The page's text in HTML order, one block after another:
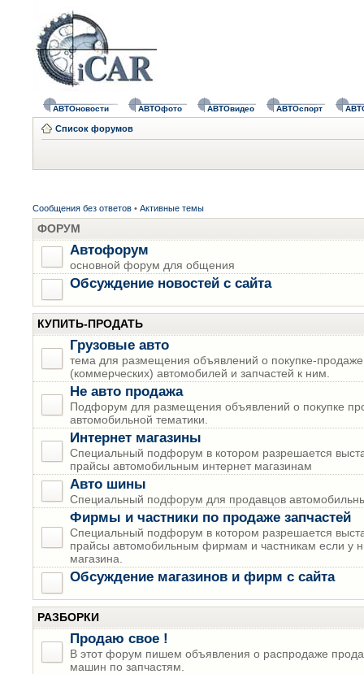
АВТОновости АВТОфото АВТОвидео АВТОспорт
Список форумов
Сообщения без ответов • Активные темы
ФОРУМ
Автофорум
основной форум для общения
Обсуждение новостей с сайта
КУПИТЬ-ПРОДАТЬ
Грузовые авто
тема для размещения объявлений о покупке-продаже
(коммерческих) автомобилей и запчастей к ним.
Не авто продажа
Подфорум для размещения объявлений о покупке
автомобильной тематики.
Интернет магазины
Специальный подфорум в котором разрешается
прайсы автомобильным интернет магазинам
Авто шины
Специальный подфорум для продавцов
Фирмы и частники по продаже запчастей
Специальный подфорум в котором разрешается
прайсы автомобильным фирмам и частникам если у
магазина.
Обсуждение магазинов и фирм с сайта
РАЗБОРКИ
Продаю свое !
В этот форум пишем объявления о распродаже
машин по запчастям.